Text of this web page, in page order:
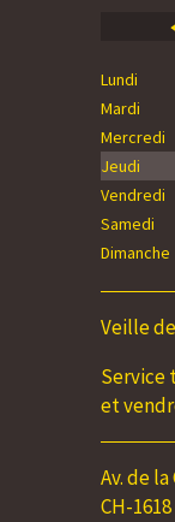
Lundi
Mardi
Mercredi
Jeudi
Vendredi
Samedi
Dimanche
Veille
Service
et
Av. de la
CH-